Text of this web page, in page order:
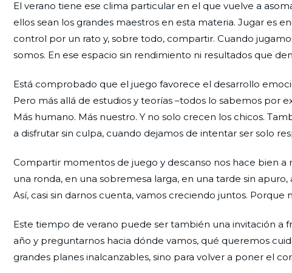
El verano tiene ese clima particular en el que vuelve a
ellos sean los grandes maestros en esta materia. Jugar es
control por un rato y, sobre todo, compartir. Cuando
somos. En ese espacio sin rendimiento ni resultados que
Está comprobado que el juego favorece el desarrollo
Pero más allá de estudios y teorías –todos lo sabemos por
Más humano. Más nuestro. Y no solo crecen los chicos.
a disfrutar sin culpa, cuando dejamos de intentar ser solo
Compartir momentos de juego y descanso nos hace bien
una ronda, en una sobremesa larga, en una tarde sin
Así, casi sin darnos cuenta, vamos creciendo juntos.
Este tiempo de verano puede ser también una invitación a
año y preguntarnos hacia dónde vamos, qué queremos
grandes planes inalcanzables, sino para volver a poner el